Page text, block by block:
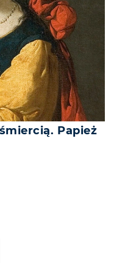
Papież